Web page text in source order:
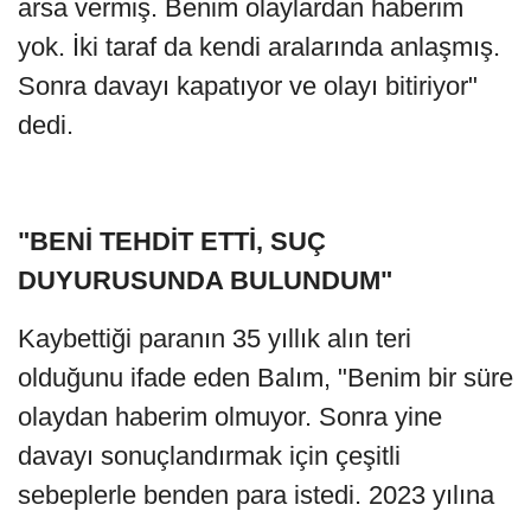
arsa vermiş. Benim olaylardan haberim
yok. İki taraf da kendi aralarında anlaşmış.
Sonra davayı kapatıyor ve olayı bitiriyor"
dedi.
"BENİ TEHDİT ETTİ, SUÇ
DUYURUSUNDA BULUNDUM"
Kaybettiği paranın 35 yıllık alın teri
olduğunu ifade eden Balım, "Benim bir süre
olaydan haberim olmuyor. Sonra yine
davayı sonuçlandırmak için çeşitli
sebeplerle benden para istedi. 2023 yılına